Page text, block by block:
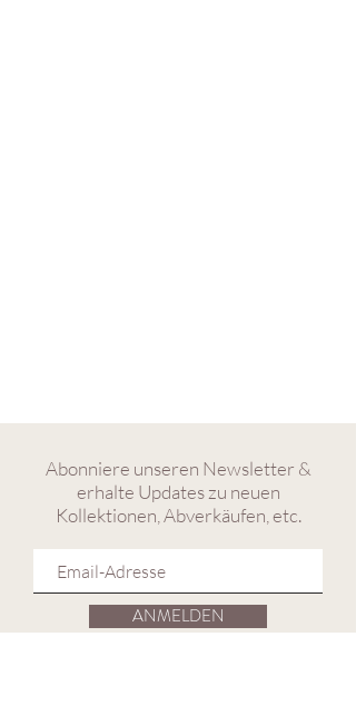
Abonniere unseren Newsletter &
erhalte Updates zu neuen
Kollektionen, Abverkäufen, etc.
ANMELDEN